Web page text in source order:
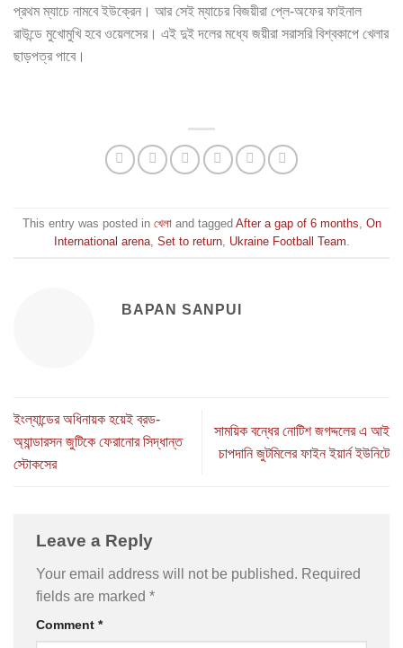
প্রথম ম্যাচে নামবে ইউক্রেন। আর সেই ম্যাচের বিজয়ীরা প্লে-অফের ফাইনাল
রাউন্ডে মুখোমুখি হবে ওয়েলসের। এই দুই দলের মধ্যে জয়ীরা সরাসরি বিশ্বকাপে খেলার
ছাড়পত্র পাবে।
This entry was posted in খেলাand tagged After a gap of 6 months On
International arena, Set to return, Ukraine Football Team
BAPAN SANPUI
ইংল্যান্ডের অধিনায়ক হয়েই ব্রড-
অ্যান্ডারসন জুটিকে ফেরানোর সিদ্ধান্ত
স্টোকসের
সাময়িক বন্ধের নোটিশ জগদ্দলের এ আই
চাপদানি জুটমিলের ফাইন ইয়ার্ন ইউনিটে
Leave a Reply
Your email address will not be published. Required
fields are marked *
Comment *